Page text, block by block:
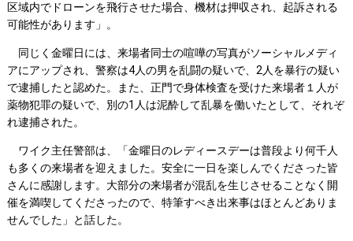
区域内でドローンを飛行させた場合、機材は押収され、起訴される
可能性があります」。
同じく金曜日には、来場者同士の喧嘩の写真がソーシャルメディ
アにアップされ、警察は4人の男を乱闘の疑いで、2人を暴行の疑い
で逮捕したと認めた。また、正門で身体検査を受けた来場者１人が
薬物犯罪の疑いで、別の1人は泥酔して乱暴を働いたとして、それぞ
れ逮捕された。
ワイク主任警部は、「金曜日のレディースデーは普段より何千人
も多くの来場者を迎えました。安全に一日を楽しんでくださった皆
さんに感謝します。大部分の来場者が混乱を生じさせることなく開
催を満喫してくださったので、特筆すべき出来事はほとんどありま
せんでした」と話した。